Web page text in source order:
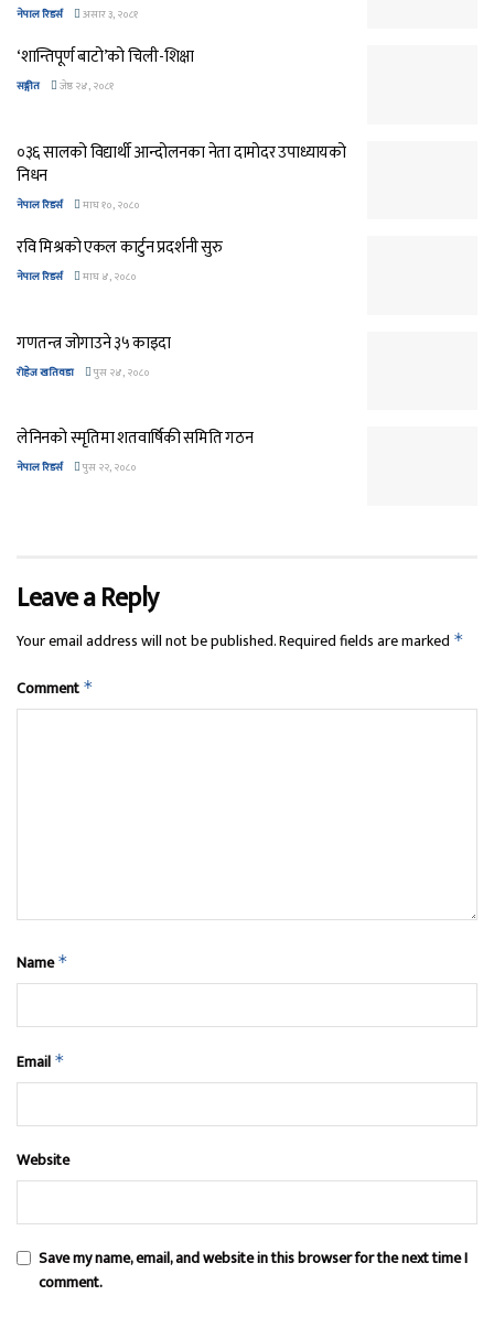
नेपाल रिडर्स असार ३, २०८१
‘शान्तिपूर्ण बाटो’को चिली-शिक्षा
सङ्गीत जेष्ठ २४, २०८१
०३६ सालको विद्यार्थी आन्दोलनका नेता दामोदर उपाध्यायको
निधन
नेपाल रिडर्स माघ १०, २०८०
रवि मिश्रको एकल कार्टुन प्रदर्शनी सुरु
नेपाल रिडर्स माघ ४, २०८०
गणतन्त्र जोगाउने ३५ काइदा
रोहेज खतिवडा पुस २४, २०८०
लेनिनको स्मृतिमा शतवार्षिकी समिति गठन
नेपाल रिडर्स पुस २२, २०८०
Leave a Reply
Your email address will not be published.Required fields are marked *
Comment *
Name*
Email *
Website
Save my name, email, and website in this browser for the next time I
comment.